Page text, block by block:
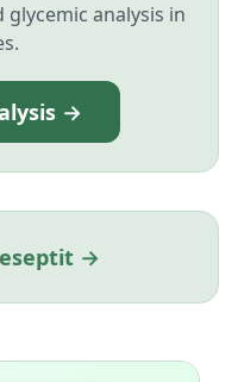
analysis in
→
→